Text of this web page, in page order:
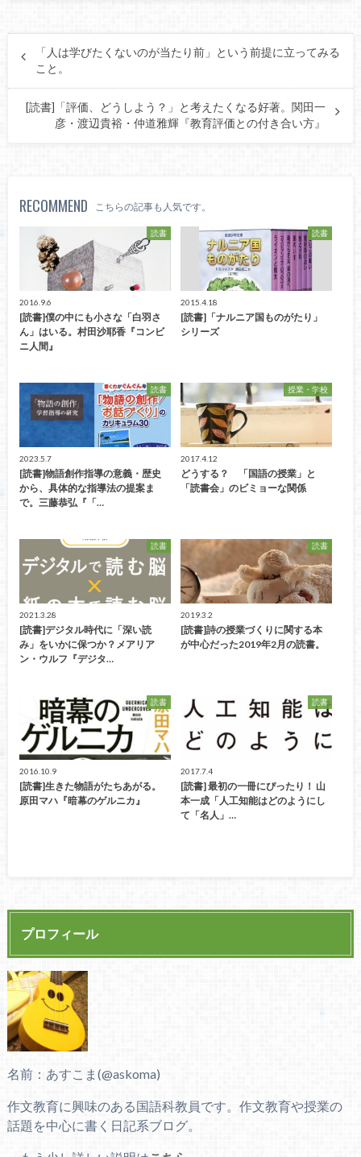
「人は学びたくないのが当たり前」という前提に立ってみる
こと。
[読書]「評価、どうしよう？」と考えたくなる好著。関田一
彦・渡辺貴裕・仲道雅輝『教育評価との付き合い方』
RECOMMEND こちらの記事も人気です。
読書
2016.9.6
[読書]僕の中にも小さな「白羽さ
ん」はいる。村田沙耶香『コンビ
ニ人間』
読書
2015.4.18
[読書]「ナルニア国ものがたり」
シリーズ
読書
2023.5.7
[読書]物語創作指導の意義・歴史
から、具体的な指導法の提案ま
で。三藤恭弘『「…
授業・学校
2017.4.12
どうする？ 「国語の授業」と
「読書会」のビミョーな関係
読書
2021.3.28
[読書]デジタル時代に「深い読
み」をいかに保つか？メアリア
ン・ウルフ『デジタ…
読書
2019.3.2
[読書]詩の授業づくりに関する本
が中心だった2019年2月の読書。
読書
2016.10.9
[読書]生きた物語がたちあがる。
原田マハ『暗幕のゲルニカ』
読書
2017.7.4
[読書] 最初の一冊にぴったり！ 山
本一成「人工知能はどのようにし
て「名人」…
プロフィール
名前：あすこま(@askoma)
作文教育に興味のある国語科教員です。作文教育や授業の
話題を中心に書く日記系ブログ。